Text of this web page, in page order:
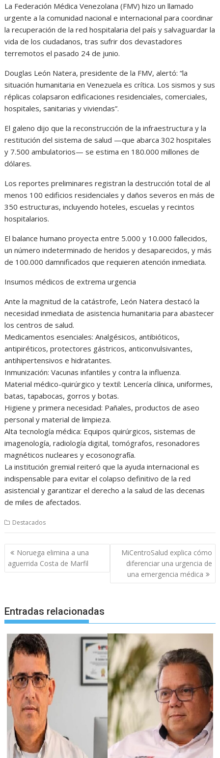
La Federación Médica Venezolana (FMV) hizo un llamado
urgente a la comunidad nacional e internacional para coordinar
la recuperación de la red hospitalaria del país y salvaguardar la
vida de los ciudadanos, tras sufrir dos devastadores
terremotos el pasado 24 de junio.
Douglas León Natera, presidente de la FMV, alertó: “la
situación humanitaria en Venezuela es crítica. Los sismos y sus
réplicas colapsaron edificaciones residenciales, comerciales,
hospitales, sanitarias y viviendas”.
El galeno dijo que la reconstrucción de la infraestructura y la
restitución del sistema de salud —que abarca 302 hospitales
y 7.500 ambulatorios— se estima en 180.000 millones de
dólares.
Los reportes preliminares registran la destrucción total de al
menos 100 edificios residenciales y daños severos en más de
350 estructuras, incluyendo hoteles, escuelas y recintos
hospitalarios.
El balance humano proyecta entre 5.000 y 10.000 fallecidos,
un número indeterminado de heridos y desaparecidos, y más
de 100.000 damnificados que requieren atención inmediata.
Insumos médicos de extrema urgencia
Ante la magnitud de la catástrofe, León Natera destacó la
necesidad inmediata de asistencia humanitaria para abastecer
los centros de salud.
Medicamentos esenciales: Analgésicos, antibióticos,
antipiréticos, protectores gástricos, anticonvulsivantes,
antihipertensivos e hidratantes.
Inmunización: Vacunas infantiles y contra la influenza.
Material médico-quirúrgico y textil: Lencería clínica, uniformes,
batas, tapabocas, gorros y botas.
Higiene y primera necesidad: Pañales, productos de aseo
personal y material de limpieza.
Alta tecnología médica: Equipos quirúrgicos, sistemas de
imagenología, radiología digital, tomógrafos, resonadores
magnéticos nucleares y ecosonografía.
La institución gremial reiteró que la ayuda internacional es
indispensable para evitar el colapso definitivo de la red
asistencial y garantizar el derecho a la salud de las decenas
de miles de afectados.
Destacados
Navegación
de
entradas
Noruega elimina a una
aguerrida Costa de Marfil
MiCentroSalud explica cómo
diferenciar una urgencia de
una emergencia médica
Entradas relacionadas